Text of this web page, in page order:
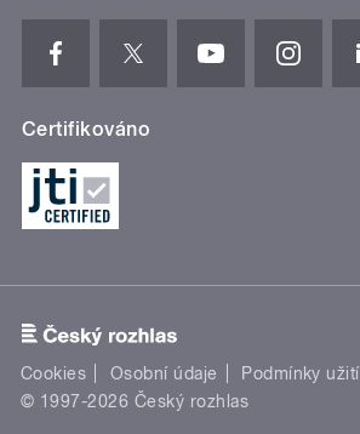
Certifikováno
Cookies Osobní údaje Podmínky užití
© 1997-2026 Český rozhlas